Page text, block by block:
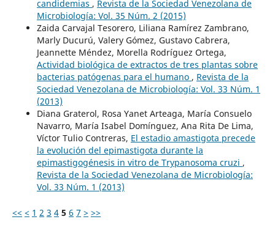
candidemias , Revista de la Sociedad Venezolana de
Microbiología: Vol. 35 Núm. 2 (2015)
Zaida Carvajal Tesorero, Liliana Ramírez Zambrano,
Marly Ducurú, Valery Gómez, Gustavo Cabrera,
Jeannette Méndez, Morella Rodríguez Ortega,
Actividad biológica de extractos de tres plantas sobre
bacterias patógenas para el humano , Revista de la
Sociedad Venezolana de Microbiología: Vol. 33 Núm. 1
(2013)
Diana Graterol, Rosa Yanet Arteaga, María Consuelo
Navarro, María Isabel Domínguez, Ana Rita De Lima,
Víctor Tulio Contreras, El estadio amastigota precede
la evolución del epimastigota durante la
epimastigogénesis in vitro de Trypanosoma cruzi ,
Revista de la Sociedad Venezolana de Microbiología:
Vol. 33 Núm. 1 (2013)
<< < 1 2 3 4 5 6 7 > >>